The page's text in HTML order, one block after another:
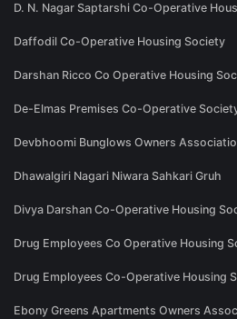
D. N. Nagar Saptarshi Co-Operative
Daffodil Co-Operative Housing Society
Darshan Ricco Co Operative Housing
De-Elmas Premises Co-Operative
Devbhoomi Bunglows Owners
Dhawalgiri Nagari Niwara Sahkari Gruh
Divya Darshan Co-Operative Housing
Drug Employees Co Operative Housing
Drug Employees Co-Operative Housing
Ebony Greens Apartments Owners